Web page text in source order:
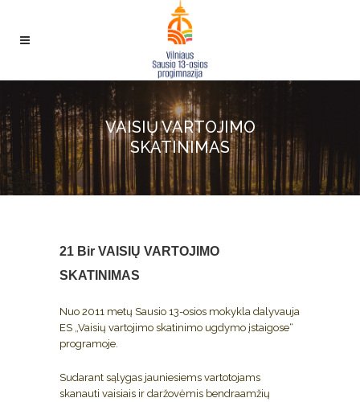
VAISIŲ VARTOJIMO
SKATINIMAS
21 Bir VAISIŲ VARTOJIMO
SKATINIMAS
Nuo 2011 metų Sausio 13-osios mokykla dalyvauja
ES „Vaisių vartojimo skatinimo ugdymo įstaigose“
programoje.
Sudarant sąlygas jauniesiems vartotojams
skanauti vaisiais ir daržovėmis bendraamžių